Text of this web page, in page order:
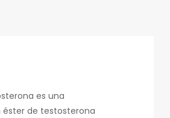
es una
éster de testosterona